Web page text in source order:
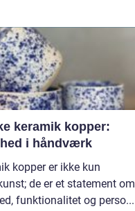
keramik kopper:
i håndværk
kopper er ikke kun
de er et statement om
funktionalitet og perso...